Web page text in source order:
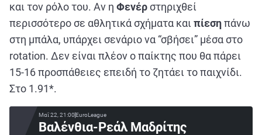
και τον ρόλο του. Αν η Φενέρστηριχθεί
περισσότερο σε αθλητικά σχήματα και πίεσηπάνω
στη μπάλα, υπάρχει σενάριο να “σβήσει” μέσα στο
rotation. Δεν είναι πλέον ο παίκτης που θα πάρει
15-16 προσπάθειες επειδή το ζητάει το παιχνίδι.
Στο 1.91*.
Μαΐ 22, 21:00EuroLeague
Βαλένθια-Ρεάλ Μαδρίτης